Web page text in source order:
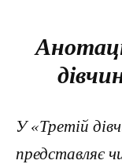
У «Третій
представляє